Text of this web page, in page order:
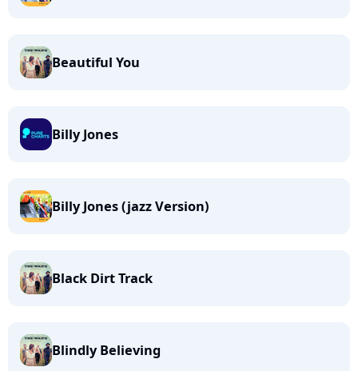
Beautiful You
Billy Jones
Billy Jones (jazz Version)
Black Dirt Track
Blindly Believing